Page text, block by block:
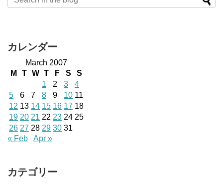
カレンダー
March 2007
M
T W T F S
S
1
2 3
4
5
6 7 8 9 10 11
12 13 14 15 16 17 18
19 20 21 22 23 24 25
26 27 28 29 30 31
« Feb
Apr »
カテゴリー